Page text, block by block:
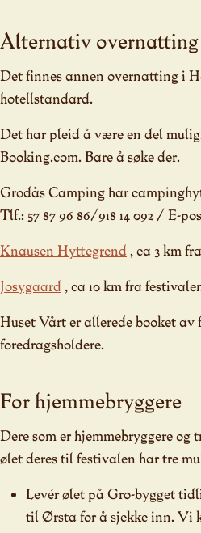
Alternativ overnatting
Det finnes annen overnatting i
hotellstandard.
Det har pleid å være en del
Booking.com. Bare å søke der.
Grodås Camping har
Tlf.: 57 87 96 86/918 14 092 / E-
Knausen Hyttegrend, ca 3 km
Josygaard, ca 10 km fra
Huset Vårt er allerede booket av
foredragsholdere.
For hjemmebryggere
Dere som er hjemmebryggere
ølet deres til festivalen har tre
Levér ølet på Gro-bygget
til Ørsta for å sjekke inn. Vi